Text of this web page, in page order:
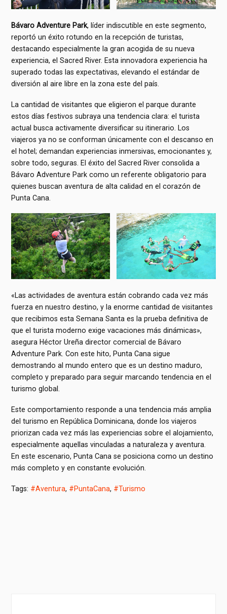
Bávaro Adventure Park, líder indiscutible en este segmento,
reportó un éxito rotundo en la recepción de turistas,
destacando especialmente la gran acogida de su nueva
experiencia, el Sacred River. Esta innovadora experiencia ha
superado todas las expectativas, elevando el estándar de
diversión al aire libre en la zona este del país.
La cantidad de visitantes que eligieron el parque durante
estos días festivos subraya una tendencia clara: el turista
actual busca activamente diversificar su itinerario. Los
viajeros ya no se conforman únicamente con el descanso en
el hotel; demandan experiencias inmersivas, emocionantes y,
sobre todo, seguras. El éxito del Sacred River consolida a
Bávaro Adventure Park como un referente obligatorio para
quienes buscan aventura de alta calidad en el corazón de
Punta Cana.
«Las actividades de aventura están cobrando cada vez más
fuerza en nuestro destino, y la enorme cantidad de visitantes
que recibimos esta Semana Santa es la prueba definitiva de
que el turista moderno exige vacaciones más dinámicas»,
asegura Héctor Ureña director comercial de Bávaro
Adventure Park. Con este hito, Punta Cana sigue
demostrando al mundo entero que es un destino maduro,
completo y preparado para seguir marcando tendencia en el
turismo global.
Este comportamiento responde a una tendencia más amplia
del turismo en República Dominicana, donde los viajeros
priorizan cada vez más las experiencias sobre el alojamiento,
especialmente aquellas vinculadas a naturaleza y aventura.
En este escenario, Punta Cana se posiciona como un destino
más completo y en constante evolución.
Tags: #Aventura, #PuntaCana, #Turismo